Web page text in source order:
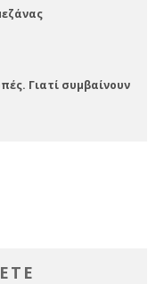
Γιατί συμβαίνουν